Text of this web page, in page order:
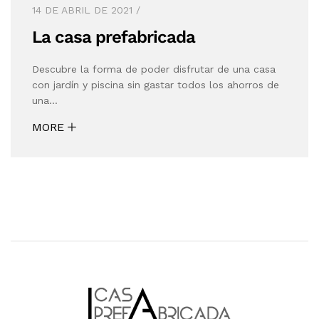
14 DE ABRIL DE 2021
La casa prefabricada
Descubre la forma de poder disfrutar de una casa
con jardín y piscina sin gastar todos los ahorros de
una…
MORE